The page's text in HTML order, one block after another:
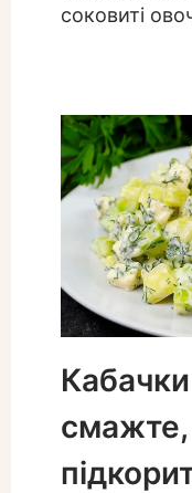
соковиті
смажте,